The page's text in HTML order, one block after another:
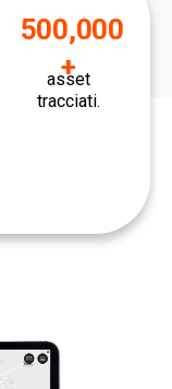
500,000
+
asset
tracciati.